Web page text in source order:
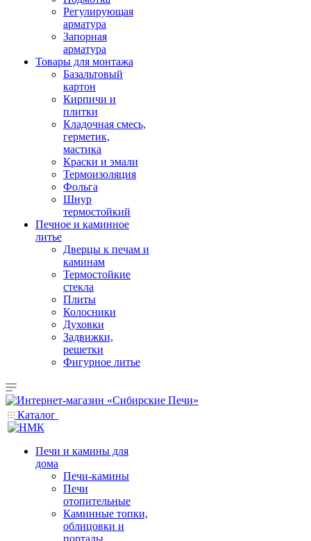
Регулирующая
арматура
Запорная
арматура
Товары для монтажа
Базальтовый
картон
Кирпичи и
плитки
Кладочная смесь,
герметик,
мастика
Краски и эмали
Термоизоляция
Фольга
Шнур
термостойкий
Печное и каминное
литье
Дверцы к печам и
каминам
Термостойкие
стекла
Плиты
Колосники
Духовки
Задвижки,
решетки
Фигурное литье
Каталог
Печи и камины для
дома
Печи-камины
Печи
отопительные
Каминные топки,
облицовки и
порталы